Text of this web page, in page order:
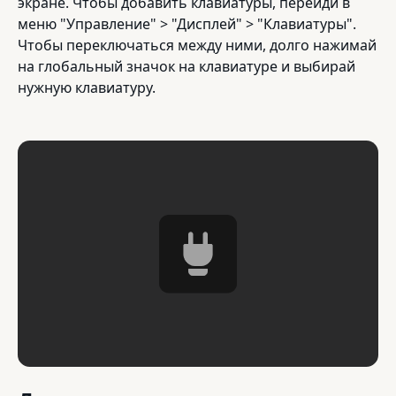
меню "Управление" > "Дисплей" > "Клавиатуры".
Чтобы переключаться между ними, долго нажимай
на глобальный значок на клавиатуре и выбирай
нужную клавиатуру.